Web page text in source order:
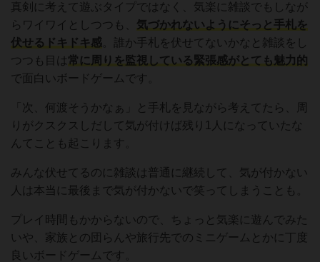
真剣に考えて遊ぶタイプではなく、気楽に雑談でもしなが
らワイワイとしつつも、 気づかれないようにそっと手札を
伏せるドキドキ感 。誰か手札を伏せてないかなと雑談をし
つつも目は 常に周りを監視している緊張感がとても魅力的
で面白いボードゲームです。
「次、何渡そうかなぁ」と手札を見ながら考えてたら、周
りがクスクスしだして気が付けば残り1人になっていたな
んてことも起こります。
みんな伏せてるのに雑談は普通に継続して、気が付かない
人は本当に最後まで気が付かないで笑ってしまうことも。
プレイ時間もかからないので、ちょっと気楽に遊んでみた
いや、家族との団らんや旅行先でのミニゲームとかに丁度
良いボードゲームです。